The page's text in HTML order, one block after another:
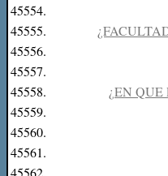
45554.
45555.
45556.
45557.
45558.
¿EN
45559.
45560.
45561.
45562.